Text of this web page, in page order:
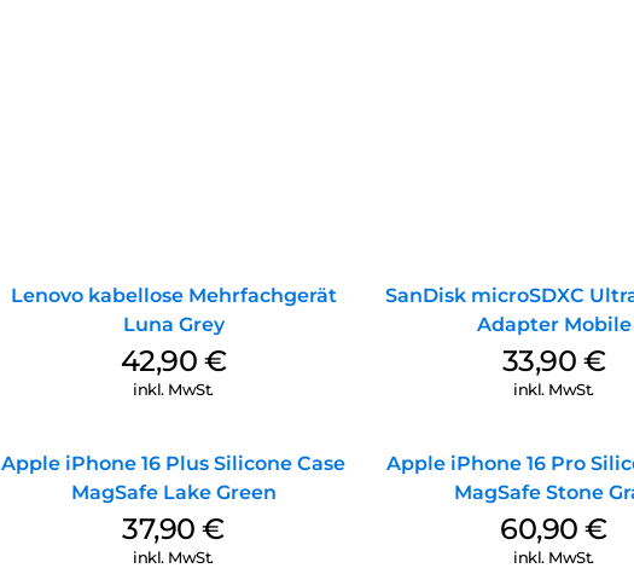
Lenovo kabellose Mehrfachgerät
Luna Grey
42,90 €
inkl. MwSt.
SanDisk microSDXC Ultra
Adapter Mobile
33,90 €
inkl. MwSt.
Apple iPhone 16 Plus Silicone Case
MagSafe Lake Green
37,90€
inkl. MwSt.
Apple iPhone 16 Pro
MagSafe Stone
60,90€
inkl. MwSt.